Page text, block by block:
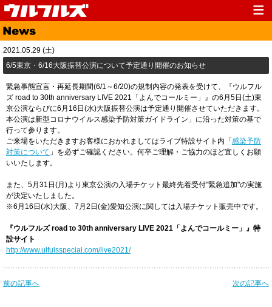
Top
Media Live
Fanclub Goods
Contact
2021.05.29 (土)
6/5東京・6/16大阪振替公演について予定通り開催のお知らせ
緊急事態宣言・再延長期間(6/1～6/20)の規制内容の発表を受けて、『ウルフル
ズ road to 30th anniversary LIVE 2021「よんでコールミー」』の6月5日(土)東
京公演ならびに6月16日(水)大阪振替公演は予定通り開催させていただきます。
本公演は新型コロナウイルス感染予防対策ガイドライン」に沿った対策の基で
行って参ります。
ご来場をいただきますお客様におかれましてはライブ特設サイト内「 感染予防
対策について 」を必ずご確認ください。何卒ご理解・ご協力のほど宜しくお願
いいたします。
また、5月31日(月)より東京公演の入場チケット最終先着受付"緊急追加"の実施
が決定いたしました。
※6月16日(水)大阪、7月2日(金)愛知公演に関しては入場チケット販売中です。
『ウルフルズ road to 30th anniversary LIVE 2021「よんでコールミー」』特
設サイト
http://www.ulfulsspecial.com/live2021/
前の記事へ 次の記事へ